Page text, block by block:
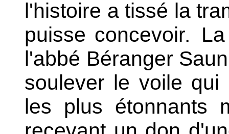
l'histoire a tissé la
puisse concevoir.
l'abbé Béranger
soulever le voile qui
les plus étonnants